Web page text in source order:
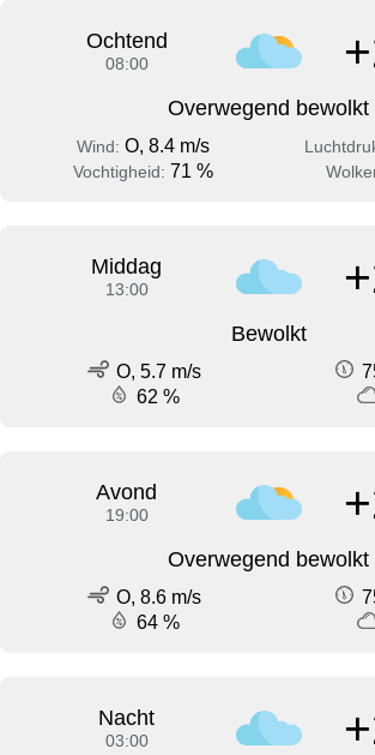
Ochtend
08:00
Overwegend bewolkt
Wind: O, 8.4 m/s
Vochtigheid: 71 %
Middag
13:00
Bewolkt
O, 5.7 m/s
62 %
Avond
19:00
Overwegend bewolkt
O, 8.6 m/s
64 %
Nacht
03:00